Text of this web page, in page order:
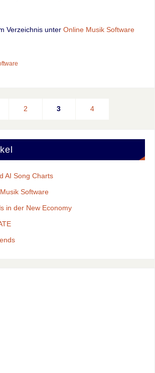
Verzeichnis unter Online Musik Software
2 3 4
AI Song Charts
Software
in der New Economy